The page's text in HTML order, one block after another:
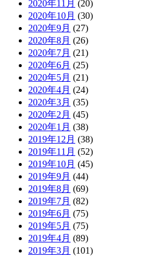
2020年11月 (20)
2020年10月 (30)
2020年9月 (27)
2020年8月 (26)
2020年7月 (21)
2020年6月 (25)
2020年5月 (21)
2020年4月 (24)
2020年3月 (35)
2020年2月 (45)
2020年1月 (38)
2019年12月 (38)
2019年11月 (52)
2019年10月 (45)
2019年9月 (44)
2019年8月 (69)
2019年7月 (82)
2019年6月 (75)
2019年5月 (75)
2019年4月 (89)
2019年3月 (101)